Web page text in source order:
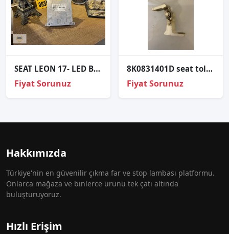
SEAT LEON 17- LED BEYNİ ORJİNAL 7P5941591AH
Fiyat Sorunuz
8K0831401D seat toledo 2012-19 sol ön kapı alt üst menteşesi
Fiyat Sorunuz
Hakkımızda
Türkiye'nin en güvenilir çıkma far ve stop lambası platformu.
Onlarca mağaza ve binlerce ürünü tek çatı altında
buluşturuyoruz.
Hızlı Erişim